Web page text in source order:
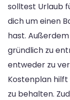
solltest Urlaub
dich um einen
hast.
gründlich zu
entweder zu
Kostenplan
zu behalten.